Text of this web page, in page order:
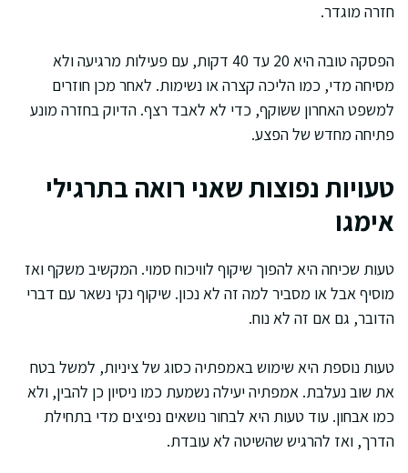
חזרה מוגדר.
הפסקה טובה היא 20 עד 40 דקות, עם פעילות מרגיעה ולא
מסיחה מדי, כמו הליכה קצרה או נשימות. לאחר מכן חוזרים
למשפט האחרון ששוקף, כדי לא לאבד רצף. הדיוק בחזרה מונע
פתיחה מחדש של הפצע.
טעויות נפוצות שאני רואה בתרגילי
אימגו
טעות שכיחה היא להפוך שיקוף לוויכוח סמוי. המקשיב משקף ואז
מוסיף אבל או מסביר למה זה לא נכון. שיקוף נקי נשאר עם דברי
הדובר, גם אם זה לא נוח.
טעות נוספת היא שימוש באמפתיה כסוג של ציניות, למשל בטח
את שוב נעלבת. אמפתיה יעילה נשמעת כמו ניסיון כן להבין, ולא
כמו אבחון. עוד טעות היא לבחור נושאים נפיצים מדי בתחילת
הדרך, ואז להרגיש שהשיטה לא עובדת.